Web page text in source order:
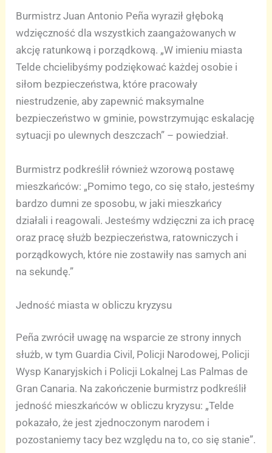
Burmistrz Juan Antonio Peña wyraził głęboką
wdzięczność dla wszystkich zaangażowanych w
akcję ratunkową i porządkową. „W imieniu miasta
Telde chcielibyśmy podziękować każdej osobie i
siłom bezpieczeństwa, które pracowały
niestrudzenie, aby zapewnić maksymalne
bezpieczeństwo w gminie, powstrzymując eskalację
sytuacji po ulewnych deszczach” – powiedział.
Burmistrz podkreślił również wzorową postawę
mieszkańców: „Pomimo tego, co się stało, jesteśmy
bardzo dumni ze sposobu, w jaki mieszkańcy
działali i reagowali. Jesteśmy wdzięczni za ich pracę
oraz pracę służb bezpieczeństwa, ratowniczych i
porządkowych, które nie zostawiły nas samych ani
na sekundę.”
Jedność miasta w obliczu kryzysu
Peña zwrócił uwagę na wsparcie ze strony innych
służb, w tym Guardia Civil, Policji Narodowej, Policji
Wysp Kanaryjskich i Policji Lokalnej Las Palmas de
Gran Canaria. Na zakończenie burmistrz podkreślił
jedność mieszkańców w obliczu kryzysu: „Telde
pokazało, że jest zjednoczonym narodem i
pozostaniemy tacy bez względu na to, co się stanie”.